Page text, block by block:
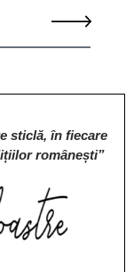
sticlă, în fiecare
românești”